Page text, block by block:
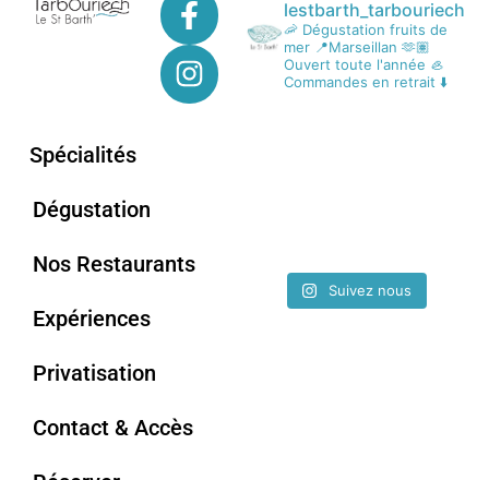
Spécialités
Dégustation
Nos Restaurants
Expériences
Privatisation
Contact & Accès
lestbarth_tarbouriech
🦐 Dégustation fruits de
mer 📍Marseillan 🫶🏽
Ouvert toute l'année 🦪
Commandes en retrait ⬇️
Suivez nous